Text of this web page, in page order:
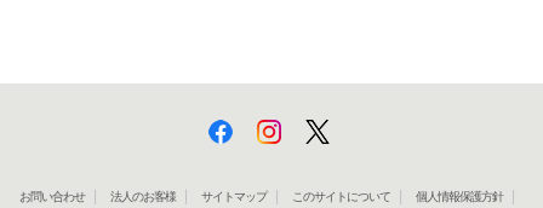
お問い合わせ 法人のお客様 サイトマップ このサイトについて 個人情報保護方針